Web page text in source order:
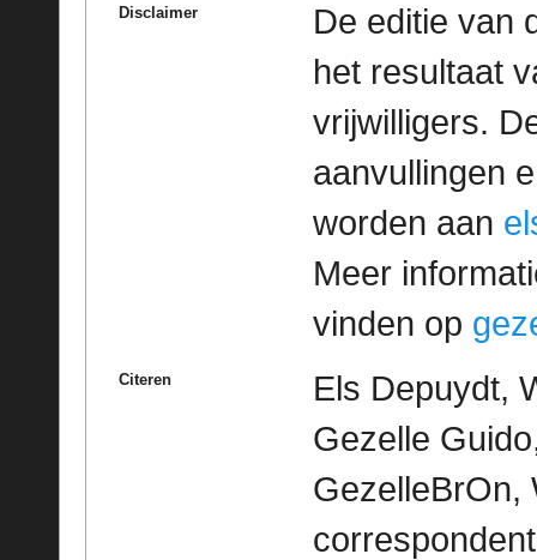
Disclaimer
De editie van
het resultaat
vrijwilligers.
aanvullingen
worden aan
Meer
vinden op
Citeren
Els Depuydt,
Gezelle
GezelleBrOn,